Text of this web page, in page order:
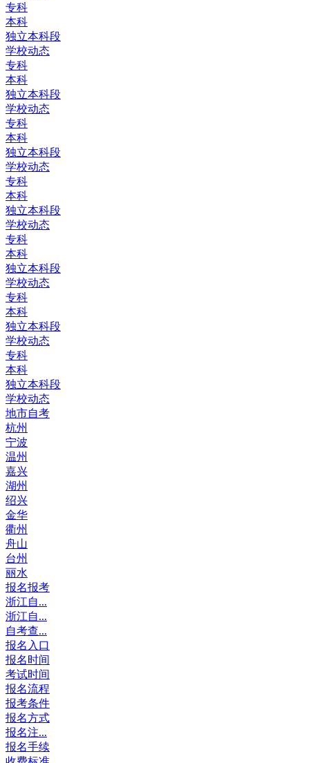
专科
本科
独立本科段
学校动态
专科
本科
独立本科段
学校动态
专科
本科
独立本科段
学校动态
专科
本科
独立本科段
学校动态
专科
本科
独立本科段
学校动态
专科
本科
独立本科段
学校动态
专科
本科
独立本科段
学校动态
地市自考
杭州
宁波
温州
嘉兴
湖州
绍兴
金华
衢州
舟山
台州
丽水
报名报考
浙江自...
浙江自...
自考查...
报名入口
报名时间
考试时间
报名流程
报考条件
报名方式
报名注...
报名手续